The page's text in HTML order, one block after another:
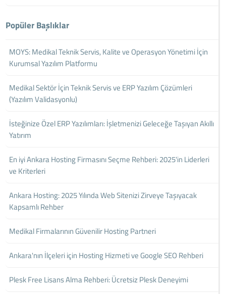
Popüler Başlıklar
MOYS: Medikal Teknik Servis, Kalite ve Operasyon Yönetimi İçin
Kurumsal Yazılım Platformu
Medikal Sektör İçin Teknik Servis ve ERP Yazılım Çözümleri
(Yazılım Validasyonlu)
İsteğinize Özel ERP Yazılımları: İşletmenizi Geleceğe Taşıyan Akıllı
Yatırım
En iyi Ankara Hosting Firmasını Seçme Rehberi: 2025'in Liderleri
ve Kriterleri
Ankara Hosting: 2025 Yılında Web Sitenizi Zirveye Taşıyacak
Kapsamlı Rehber
Medikal Firmalarının Güvenilir Hosting Partneri
Ankara'nın İlçeleri için Hosting Hizmeti ve Google SEO Rehberi
Plesk Free Lisans Alma Rehberi: Ücretsiz Plesk Deneyimi